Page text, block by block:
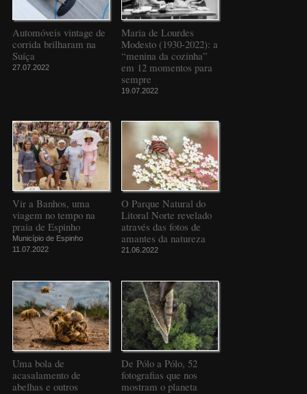
Automóveis vintage de
corrida brilharam na
Suíça
27.07.2022
Maria de Lourdes
Modesto (1930-2022): a
“menina da cozinha”
em 12 momentos para
sempre
19.07.2022
Vir a Banhos, uma
viagem no tempo na
praia de Espinho
Município de Espinho
11.07.2022
O Parque Natural do
Litoral Norte revelado
através das fotos de
amantes da natureza
21.06.2022
Uma bola de
acasalamento de
abelhas e outros
De Pólo a Pólo, 52
fotografias que nos
mostram o planeta